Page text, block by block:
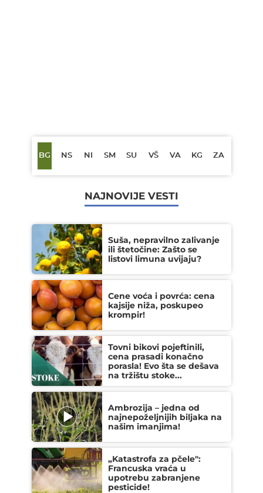
BG NS NI SM SU VŠ VA KG ZA
NAJNOVIJE VESTI
Suša, nepravilno zalivanje
ili štetočine: Zašto se
listovi limuna uvijaju?
Cene voća i povrća: cena
kajsije niža, poskupeo
krompir!
Tovni bikovi pojeftinili,
cena prasadi konačno
porasla! Evo šta se dešava
na tržištu stoke...
Ambrozija – jedna od
najnepoželjnijih biljaka na
našim imanjima!
„Katastrofa za pčele":
Francuska vraća u
upotrebu zabranjene
pesticide!